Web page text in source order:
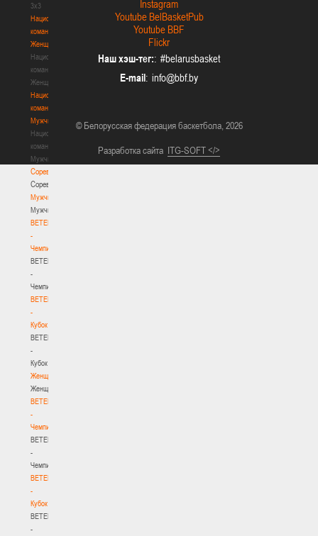
3х3
Национальная
команда.
Женщины
Национальная
команда.
Женщины
Национальная
команда.
Мужчины
Национальная
команда.
Мужчины
Соревнования
Соревнования
Мужчины
Мужчины
BETERA
-
Чемпионат
BETERA
-
Чемпионат
BETERA
-
Кубок
BETERA
-
Кубок
Женщины
Женщины
BETERA
-
Чемпионат
BETERA
-
Чемпионат
BETERA
-
Кубок
BETERA
-
Instagram
Youtube BelBasketPub
Youtube BBF
Flickr
Наш хэш-тег:: #belarusbasket
E-mail:
© Белорусская федерация баскетбола, 2026
Разработка сайта ITG-SOFT </>